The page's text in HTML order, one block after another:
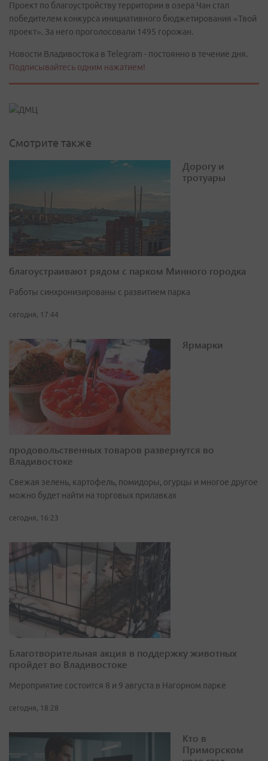
Проект по благоустройству территории в озера Чан стал
победителем конкурса инициативного бюджетирования «Твой
проект». За него проголосовали 1495 горожан.
Новости Владивостока в Telegram - постоянно в течение дня.
Подписывайтесь одним нажатием!
Смотрите также
Дорогу и
тротуары
благоустраивают рядом с парком Минного городка
Работы синхронизированы с развитием парка
сегодня, 17:44
Ярмарки
продовольственных товаров развернутся во
Владивостоке
Свежая зелень, картофель, помидоры, огурцы и многое другое
можно будет найти на торговых прилавках
сегодня, 16:23
Благотворительная акция в поддержку животных
пройдет во Владивостоке
Мероприятие состоится 8 и 9 августа в Нагорном парке
сегодня, 18:28
Кто в
Приморском